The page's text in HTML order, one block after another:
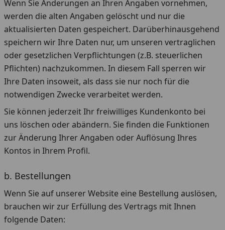
Wenn Sie Änderungen an Ihren Angaben vornehmen,
werden die alten Angaben gelöscht und nur die
aktualisierten Daten gespeichert. Darüberhinausgehend
speichern wir Ihre Daten nur, um unseren vertraglichen
oder gesetzlichen Verpflichtungen (z.B. steuerlichen
Pflichten) nachzukommen. In diesem Fall sperren wir
Ihre Daten insoweit, als dass sie nur noch für die
notwendigen Zwecke verarbeitet werden.
Sie können jederzeit Ihr freiwilliges Kundenkonto bei
uns löschen oder abändern. Sie finden die Funktionen
zur Änderung Ihrer Angaben oder Auflösung Ihres
Kontos in Ihrem Profil.
b. Bestellungen
Wenn Sie auf unserer Website eine Bestellung auslösen,
brauchen wir zur Erfüllung des Vertrags mit Ihnen
folgende Daten: